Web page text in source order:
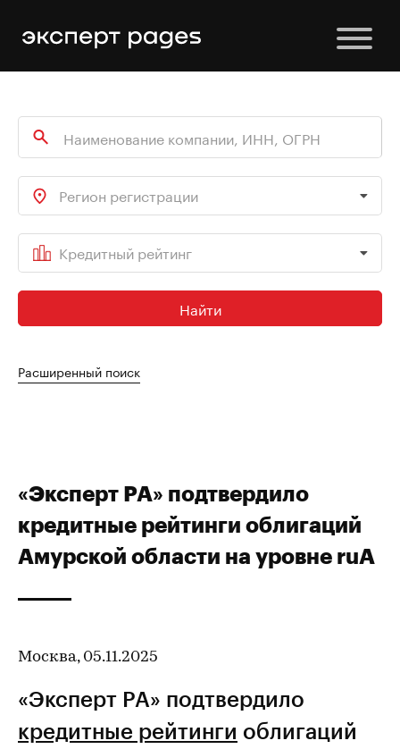
Регион регистрации
Кредитный рейтинг
Найти
Расширенный поиск
«Эксперт РА» подтвердило
кредитные рейтинги облигаций
Амурской области на уровне ruA
Москва, 05.11.2025
«Эксперт РА» подтвердило
кредитные рейтинги облигаций